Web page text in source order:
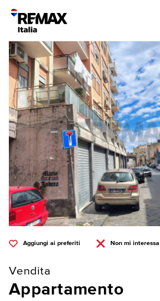
Aggiungi ai preferiti Non mi interessa
Vendita
Appartamento